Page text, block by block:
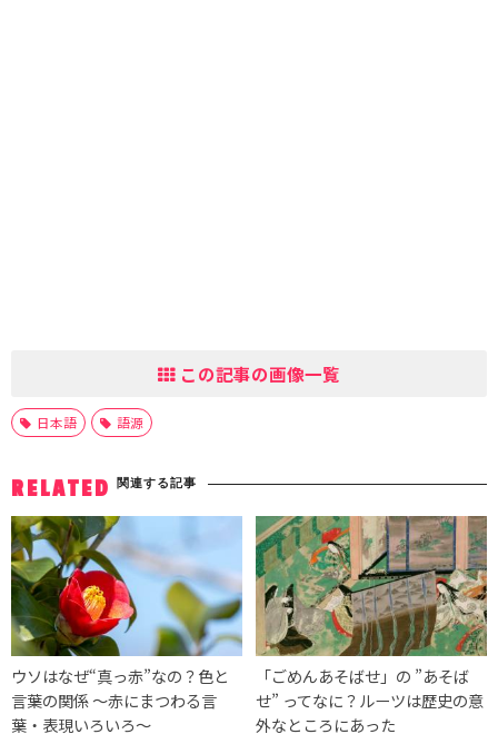
この記事の画像一覧
日本語 語源
RELATED 関連する記事
ウソはなぜ“真っ赤”なの？色と
言葉の関係 ～赤にまつわる言
葉・表現いろいろ～
「ごめんあそばせ」の ”あそば
せ” ってなに？ルーツは歴史の意
外なところにあった